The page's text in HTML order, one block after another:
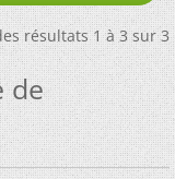
résultats 1 à 3 sur 3
de